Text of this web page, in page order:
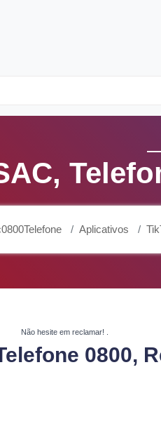
Aplicativos
Não hesite em reclamar!
0800,